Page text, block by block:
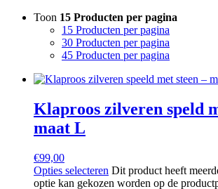
Toon 15 Producten per pagina
15 Producten per pagina
30 Producten per pagina
45 Producten per pagina
Klaproos zilveren speld
maat L
€99,00
Opties selecteren Dit product heeft
optie kan gekozen worden op de